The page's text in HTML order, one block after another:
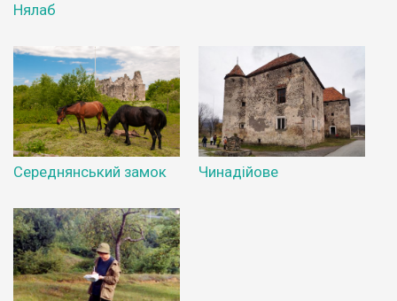
Нялаб
Середнянський замок Чинадійове